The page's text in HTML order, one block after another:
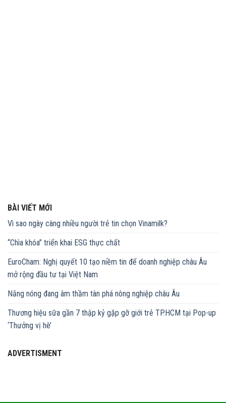
BÀI VIẾT MỚI
Vì sao ngày càng nhiều người trẻ tin chọn Vinamilk?
“Chìa khóa” triển khai ESG thực chất
EuroCham: Nghị quyết 10 tạo niềm tin để doanh nghiệp châu Âu
mở rộng đầu tư tại Việt Nam
Nắng nóng đang âm thầm tàn phá nông nghiệp châu Âu
Thương hiệu sữa gần 7 thập kỷ gặp gỡ giới trẻ TP.HCM tại Pop-up
‘Thưởng vị hè’
ADVERTISMENT